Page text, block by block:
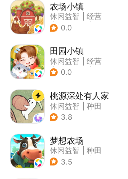
农场小镇
休闲益智
经营
| 田园生活
0.0
田园小镇
休闲益智
经营
| 田园生活
0.0
桃源深处有人家
休闲益智
种田
| 田园生活
3.8
梦想农场
休闲益智
种田
| 田园生活
3.5